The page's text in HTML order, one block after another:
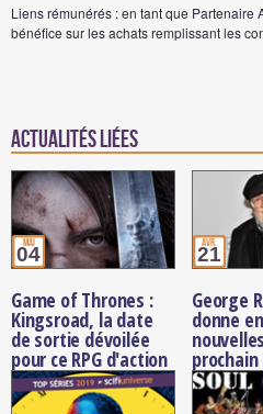
Liens rémunérés : en tant que Partenaire
bénéfice sur les achats remplissant les
Actualités Liées
mai
04
Game of Thrones :
Kingsroad, la date
de sortie dévoilée
pour ce RPG d'action
dans Westeros
avr.
21
George
donne
attendu,
of